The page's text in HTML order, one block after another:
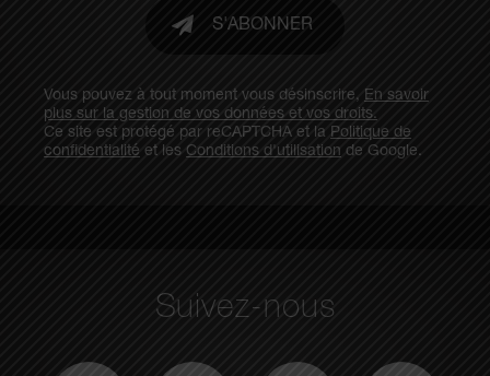
S'ABONNER
Vous pouvez à tout moment vous désinscrire, En savoir
plus sur la gestion de vos données et vos droits.
Ce site est protégé par reCAPTCHA et la Politique de
confidentialité et les Conditions d'utilisation de Google.
Suivez-nous